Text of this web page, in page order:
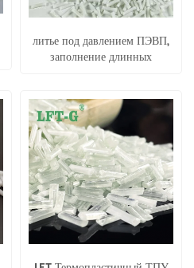
литье под давлением ПЭВП,
заполнение длинных
соединений